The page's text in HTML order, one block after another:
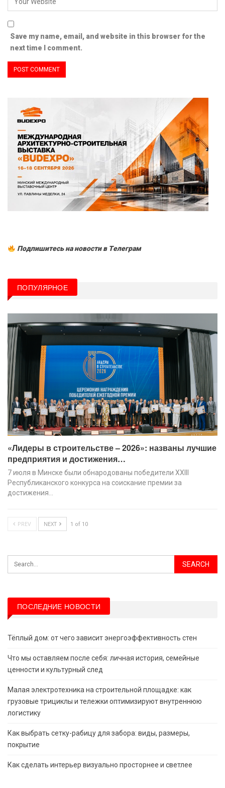
Save my name, email, and website in this browser for the
next time I comment.
Подпишитесь на новости в Tелеграм
ПОПУЛЯРНОЕ
«Лидеры в строительстве – 2026»: названы лучшие
предприятия и достижения…
7 июля в Минске были обнародованы победители XХIII
Республиканского конкурса на соискание премии за
достижения…
PREV NEXT 1 of 10
ПОСЛЕДНИЕ НОВОСТИ
Тёплый дом: от чего зависит энергоэффективность стен
Что мы оставляем после себя: личная история, семейные
ценности и культурный след
Малая электротехника на строительной площадке: как
грузовые трициклы и тележки оптимизируют внутреннюю
логистику
Как выбрать сетку-рабицу для забора: виды, размеры,
покрытие
Как сделать интерьер визуально просторнее и светлее